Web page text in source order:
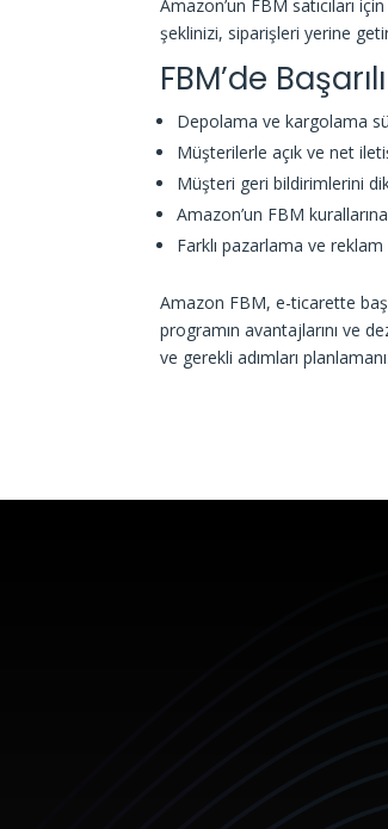
Amazon’un FBM satıcıları
şeklinizi, siparişleri yerine
FBM’de
Depolama ve kargolama
Müşterilerle açık ve net
Müşteri geri bildirimlerini
Amazon’un FBM
Farklı pazarlama ve
Amazon FBM, e-ticarette
programın avantajlarını ve
ve gerekli adımları